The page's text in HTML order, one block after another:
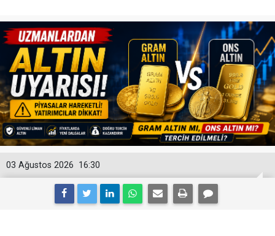
16:30
03 Ağustos 2026